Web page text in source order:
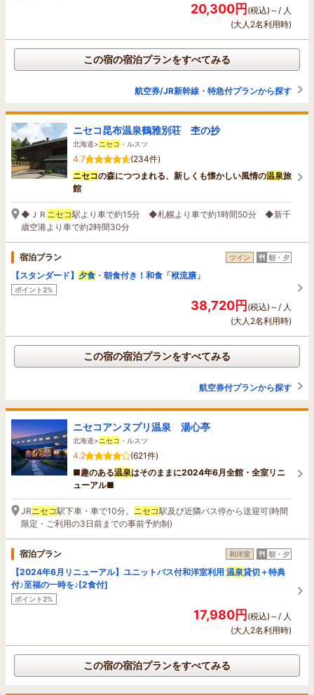
20,300円(税込)～/ 人
(大人2名利用時)
この宿の宿泊プランをすべてみる
航空券/JR新幹線・特急付プランから探す
ニセコ昆布温泉鶴雅別荘 杢の抄
北海道> ニセコ ・ルスツ
4.7
(234件)
ニセコの森につつまれる、新しくも懐かしい風情の温泉旅
館
◆ＪＲ ニセコ駅より車で約15分 ◆札幌より車で約1時間50分 ◆新千
歳空港より車で約2時間30分
宿泊プラン ツイン 朝・夕
【スタンダード】 夕食 ・朝食付き！和食「袱流膳」
ポイント2%
38,720円(税込)～/ 人
(大人2名利用時)
この宿の宿泊プランをすべてみる
航空券付プランから探す
ニセコアンヌプリ温泉 湯心亭
北海道> ニセコ ・ルスツ
4.2
(621件)
■趣のある温泉はそのままに2024年6月全館・全室リニ
ューアル■
JR ニセコ駅下車・車で10分。 ニセコ駅及び近隣バス停から送迎可(時間
限定・ご利用の3日前までの事前予約制)
宿泊プラン 和洋室 朝・夕
【2024年6月リニューアル】ユニットバス付和洋室利用 温泉貸切＋特典
付♪至福の一時を♪[2食付]
ポイント2%
17,980円(税込)～/ 人
(大人2名利用時)
この宿の宿泊プランをすべてみる